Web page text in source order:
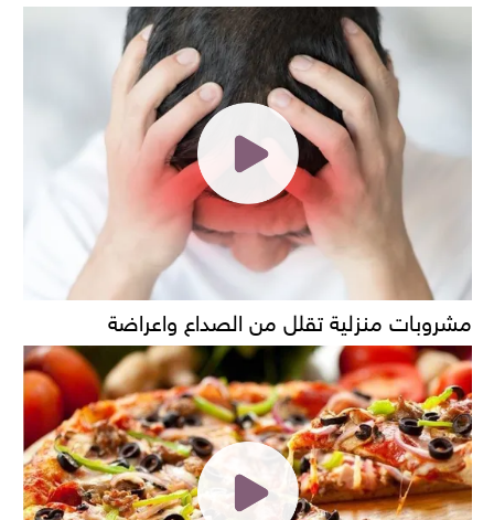
مشروبات منزلية تقلل من الصداع واعراضة